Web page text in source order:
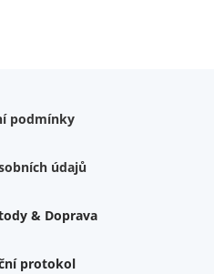
podmínky
údajů
& Doprava
protokol